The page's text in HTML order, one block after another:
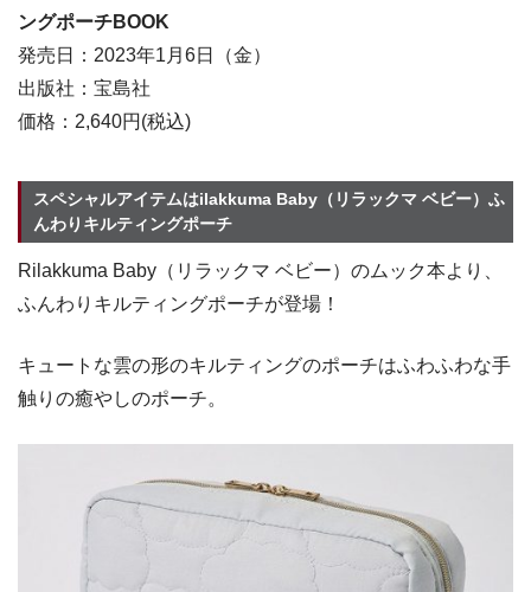
ングポーチBOOK
発売日：2023年1月6日（金）
出版社：宝島社
価格：2,640円(税込)
スペシャルアイテムはilakkuma Baby（リラックマ ベビー）ふ
んわりキルティングポーチ
Rilakkuma Baby（リラックマ ベビー）のムック本より、
ふんわりキルティングポーチが登場！
キュートな雲の形のキルティングのポーチはふわふわな手
触りの癒やしのポーチ。